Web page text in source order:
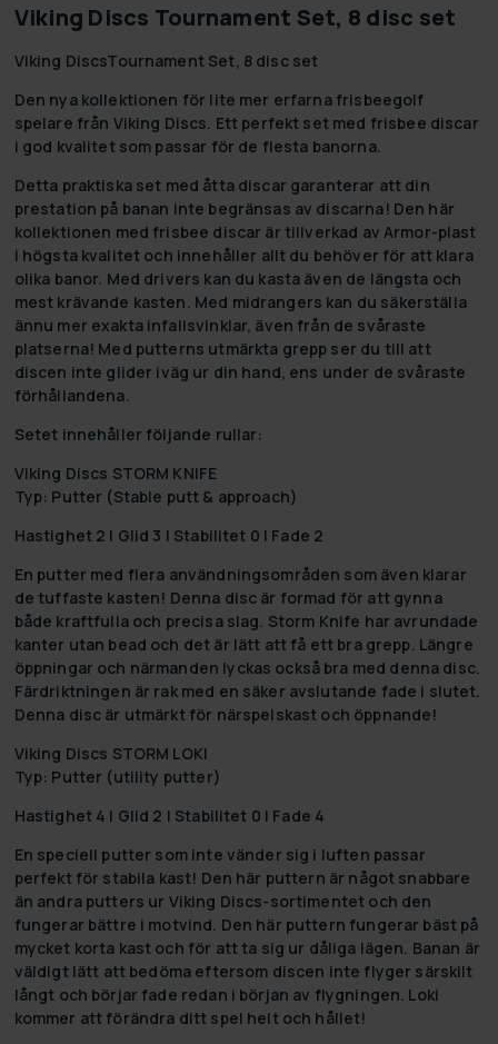
Viking Discs Tournament Set, 8 disc set
Viking DiscsTournament Set, 8 disc set
Den nya kollektionen för lite mer erfarna frisbeegolf
spelare från Viking Discs. Ett perfekt set med frisbee discar
i god kvalitet som passar för de flesta banorna.
Detta praktiska set med åtta discar garanterar att din
prestation på banan inte begränsas av discarna! Den här
kollektionen med frisbee discar är tillverkad av Armor-plast
i högsta kvalitet och innehåller allt du behöver för att klara
olika banor. Med drivers kan du kasta även de längsta och
mest krävande kasten. Med midrangers kan du säkerställa
ännu mer exakta infallsvinklar, även från de svåraste
platserna! Med putterns utmärkta grepp ser du till att
discen inte glider iväg ur din hand, ens under de svåraste
förhållandena.
Setet innehåller följande rullar:
Viking Discs STORM KNIFE
Typ: Putter (Stable putt & approach)
Hastighet 2 | Glid 3 | Stabilitet 0 | Fade 2
En putter med flera användningsområden som även klarar
de tuffaste kasten! Denna disc är formad för att gynna
både kraftfulla och precisa slag. Storm Knife har avrundade
kanter utan bead och det är lätt att få ett bra grepp. Längre
öppningar och närmanden lyckas också bra med denna disc.
Färdriktningen är rak med en säker avslutande fade i slutet.
Denna disc är utmärkt för närspelskast och öppnande!
Viking Discs STORM LOKI
Typ: Putter (utility putter)
Hastighet 4 | Glid 2 | Stabilitet 0 | Fade 4
En speciell putter som inte vänder sig i luften passar
perfekt för stabila kast! Den här puttern är något snabbare
än andra putters ur Viking Discs-sortimentet och den
fungerar bättre i motvind. Den här puttern fungerar bäst på
mycket korta kast och för att ta sig ur dåliga lägen. Banan är
väldigt lätt att bedöma eftersom discen inte flyger särskilt
långt och börjar fade redan i början av flygningen. Loki
kommer att förändra ditt spel helt och hållet!